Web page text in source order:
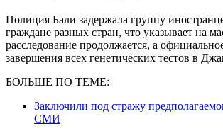
Полиция Бали задержала группу
граждане разных стран, что указывает на
расследование продолжается, а
завершения всех генетических тестов в
БОЛЬШЕ ПО ТЕМЕ:
Заключили под стражу
СМИ